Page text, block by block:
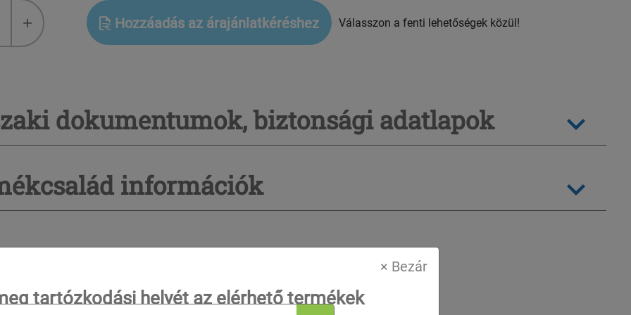
× Bezár
tartózkodási helyét az elérhető termékek
+ Hozzáadás az árajánlatkéréshez Válasszon a fenti lehetőségek közül!
dokumentumok, biztonsági adatlapok
információk